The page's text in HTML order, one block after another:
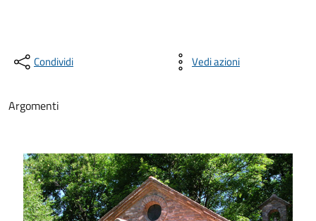
Condividi Vedi azioni
Argomenti